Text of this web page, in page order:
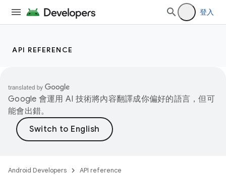
登入
API REFERENCE
Google 會運用 AI 技術將內容翻譯成你偏好的語言，但可
能會出錯。
Android Developers API reference